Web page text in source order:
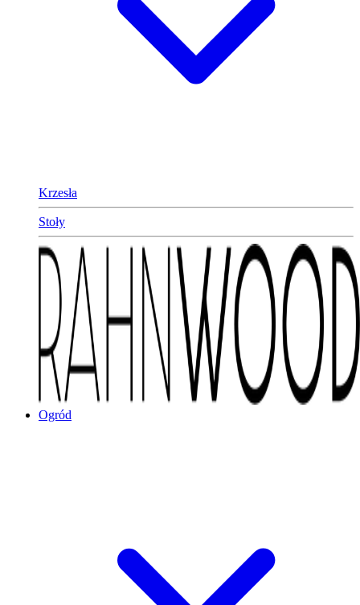
Krzesła
Stoły
Ogród